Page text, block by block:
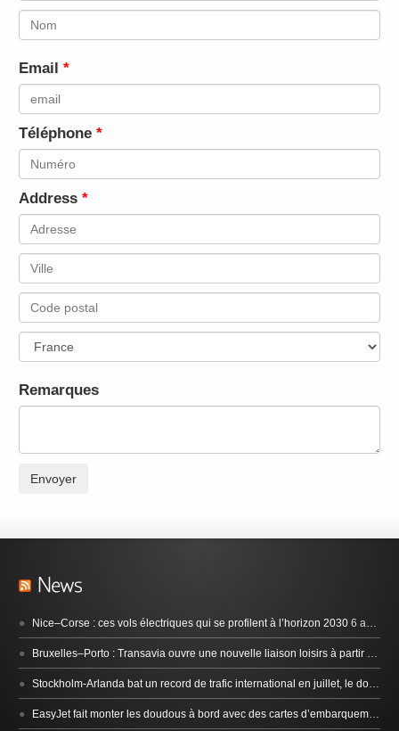
Email
Téléphone
Address
Remarques
Envoyer
Nice–Corse : ces vols électriques qui se profilent à l’horizon 2030 6 août 2026
Bruxelles–Porto : Transavia ouvre une nouvelle liaison loisirs à partir de décembre 2026
Stockholm-Arlanda bat un record de trafic international en juillet, le domestique décroche en Suède
EasyJet fait monter les doudous à bord avec des cartes d’embarquement dédiées